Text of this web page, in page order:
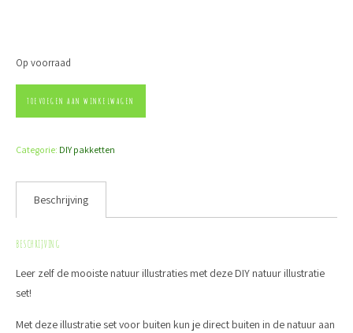
Op voorraad
TOEVOEGEN AAN WINKELWAGEN
Categorie: DIY pakketten
Beschrijving
BESCHRIJVING
Leer zelf de mooiste natuur illustraties met deze DIY natuur illustratie
set!
Met deze illustratie set voor buiten kun je direct buiten in de natuur aan